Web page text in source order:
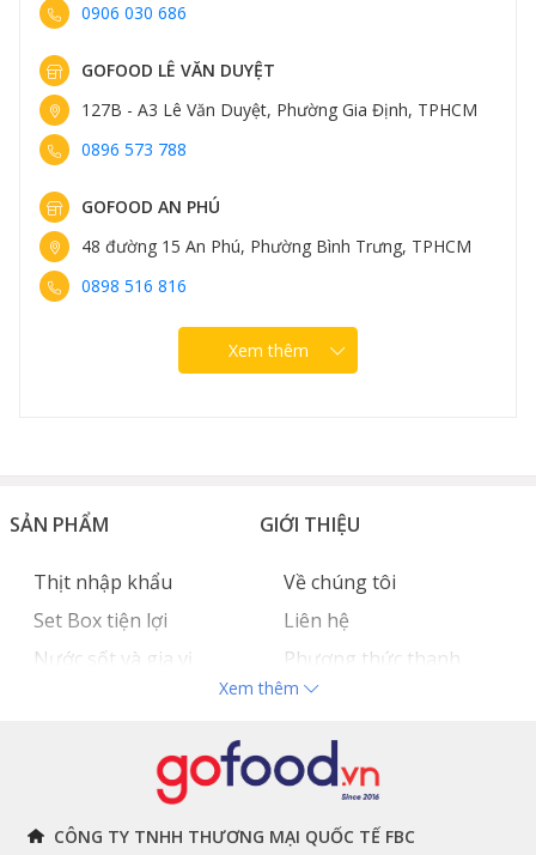
0906 030 686
GOFOOD LÊ VĂN DUYỆT
127B - A3 Lê Văn Duyệt, Phường Gia Định, TPHCM
0896 573 788
GOFOOD AN PHÚ
48 đường 15 An Phú, Phường Bình Trưng, TPHCM
0898 516 816
Xem thêm
SẢN PHẨM
Thịt nhập khẩu
Set Box tiện lợi
Nước sốt và gia vị
GIỚI THIỆU
Về chúng tôi
Liên hệ
Phương thức thanh
toán
Tuyển dụng
THÔNG TIN THEO DÕI NGAY
Xem thêm
CÔNG TY TNHH THƯƠNG MẠI QUỐC TẾ FBC